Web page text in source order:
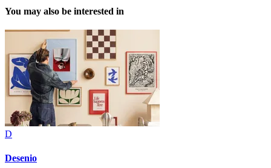
You may also be interested in
D
Desenio